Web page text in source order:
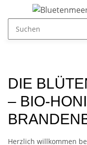
DIE
– BIO-
Herzlich willkommen